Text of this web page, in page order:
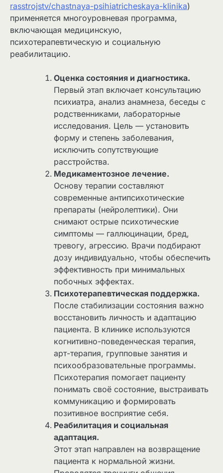
rasstrojstv/chastnaya-psihiatricheskaya-klinika)
применяется многоуровневая программа,
включающая медицинскую,
психотерапевтическую и социальную
реабилитацию.
Оценка состояния и диагностика.
Первый этап включает консультацию
психиатра, анализ анамнеза, беседы с
родственниками, лабораторные
исследования. Цель — установить
форму и степень заболевания,
исключить сопутствующие
расстройства.
Медикаментозное лечение.
Основу терапии составляют
современные антипсихотические
препараты (нейролептики). Они
снимают острые психотические
симптомы — галлюцинации, бред,
тревогу, агрессию. Врачи подбирают
дозу индивидуально, чтобы обеспечить
эффективность при минимальных
побочных эффектах.
Психотерапевтическая поддержка.
После стабилизации состояния важно
восстановить личность и адаптацию
пациента. В клинике используются
когнитивно-поведенческая терапия,
арт-терапия, групповые занятия и
психообразовательные программы.
Психотерапия помогает пациенту
понимать своё состояние, выстраивать
коммуникацию и формировать
позитивное восприятие себя.
Реабилитация и социальная
адаптация.
Этот этап направлен на возвращение
пациента к нормальной жизни.